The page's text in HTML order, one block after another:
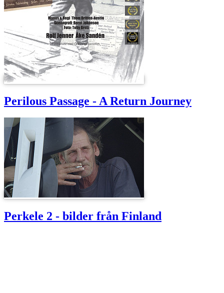
Perilous Passage - A Return Journey
Perkele 2 - bilder från Finland